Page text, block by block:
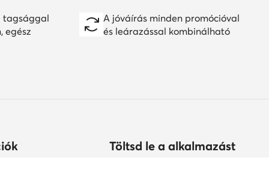
tagsággal
egész
A jóváírás minden promócióval
és leárazással kombinálható
Töltsd le a alkalmazást